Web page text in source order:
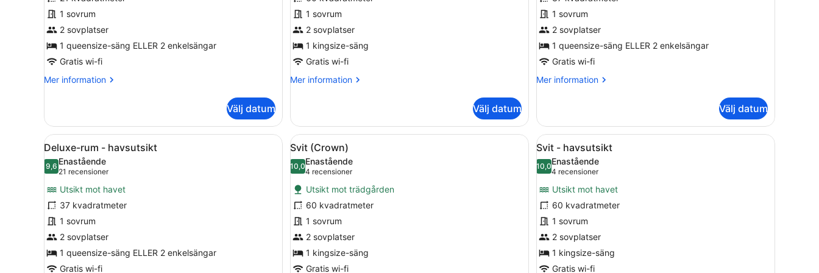
rum
1 sovrum
2 sovplatser
1 queensize-säng ELLER 2 enkelsängar
Gratis wi-fi
Mer information
Mer
rum
Välj datum
Deluxe
1 sovrum
2 sovplatser
1 kingsize-säng
Gratis wi-fi
Mer information
Mer
Deluxe
Välj datum
rum
1 sovrum
2 sovplatser
1 queensize-säng ELLER 2 enkelsängar
Gratis wi-fi
Mer information
Mer
rum
Välj datum
Öppna
alla
foton
Deluxe-
rum
-
havsutsikt
1 sovrum, sängtillbehör av högsta kvalitet och minibar
3
Deluxe-rum - havsutsikt
9,69,6 av 10
Enastående
21 recensioner
(21 recensioner)
Utsikt mot havet
37 kvadratmeter
1 sovrum
2 sovplatser
1 queensize-säng ELLER 2 enkelsängar
Gratis wi-fi
Öppna
alla
foton
för
Svit
(Crown)
Ett lyxigt sovrum med en stor säng, ett träpanelat tak och en kristallkrona.
3
Svit (Crown)
10,010,0 av 10
Enastående
4 recensioner
(4 recensioner)
Utsikt mot trädgården
60 kvadratmeter
1 sovrum
2 sovplatser
1 kingsize-säng
Gratis wi-fi
Öppna
alla
foton
Svit
-
havsutsikt
Ett hotellrum med en stor säng, en tv,
3
Svit - havsutsikt
10,010,0 av 10
Enastående
4 recensioner
(4 recensioner)
Utsikt mot havet
60 kvadratmeter
1 sovrum
2 sovplatser
1 kingsize-säng
Gratis wi-fi